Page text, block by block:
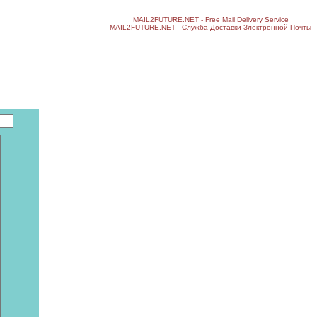
MAIL2FUTURE.NET - Free Mail Delivery Service
MAIL2FUTURE.NET - Служба Доставки Злектронной Почты